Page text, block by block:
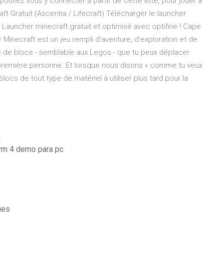
Gratuit (Ascentia / Lifecraft) Télécharger le launcher
minecraft gratuit et optimisé avec optifine ! Cape
Minecraft est un jeu rempli d'aventure, d'exploration et de
blocs - semblable aux Legos - que tu peux déplacer
personne. Et lorsque nous disons « comme tu veux
de tout type de matériel à utiliser plus tard pour la
4 demo para pc